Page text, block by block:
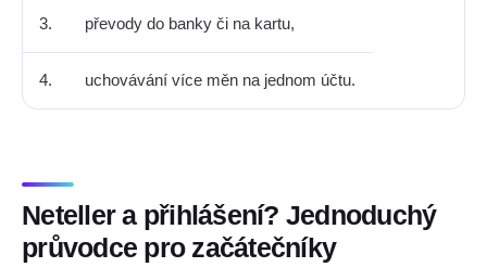
3. převody do banky či na kartu,
4. uchovávání více měn na jednom účtu.
Neteller a přihlášení? Jednoduchý
průvodce pro začátečníky